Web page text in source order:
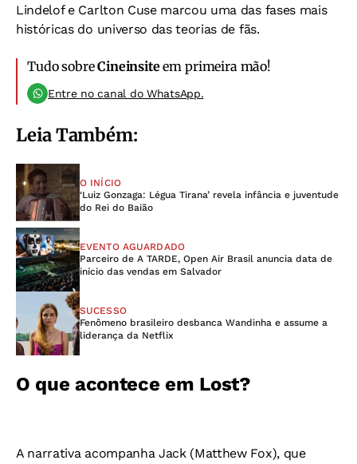
Lindelof e Carlton Cuse marcou uma das fases mais
históricas do universo das teorias de fãs.
Tudo sobreCineinsiteem primeira mão!
Entre no canal do WhatsApp.
Leia Também:
O INÍCIO
‘Luiz Gonzaga: Légua Tirana’ revela infância e juventude
do Rei do Baião
EVENTO AGUARDADO
Parceiro de A TARDE, Open Air Brasil anuncia data de
início das vendas em Salvador
SUCESSO
Fenômeno brasileiro desbanca Wandinha e assume a
liderança da Netflix
O que acontece em Lost?
A narrativa acompanha Jack (Matthew Fox), que